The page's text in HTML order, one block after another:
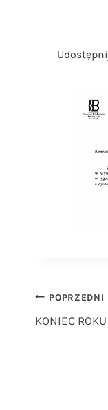
POPRZEDNI
KONIEC